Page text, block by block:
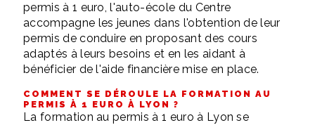
permis à 1 euro, l'auto-école du Centre
accompagne les jeunes dans l'obtention de leur
permis de conduire en proposant des cours
adaptés à leurs besoins et en les aidant à
bénéficier de l'aide financière mise en place.
COMMENT SE DÉROULE LA FORMATION AU
PERMIS À 1 EURO À LYON ?
La formation au permis à 1 euro à Lyon se